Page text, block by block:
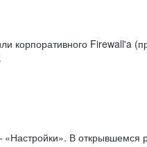
корпоративного
В открывшемся